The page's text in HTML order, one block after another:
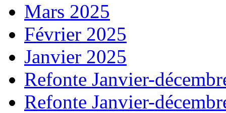
Mars 2025
Février 2025
Janvier 2025
Refonte Janvier-
Refonte Janvier-